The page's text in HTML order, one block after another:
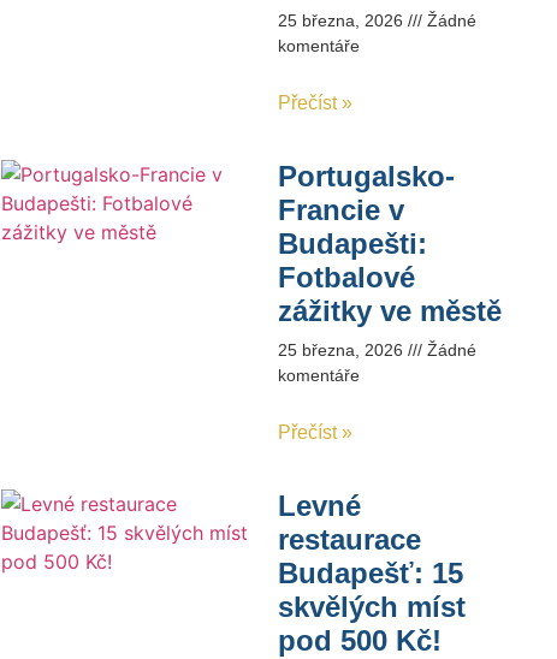
25 března, 2026
Žádné
komentáře
Přečíst »
Portugalsko-
Francie v
Budapešti:
Fotbalové
zážitky ve městě
25 března, 2026
Žádné
komentáře
Přečíst »
Levné
restaurace
Budapešť: 15
skvělých míst
pod 500 Kč!